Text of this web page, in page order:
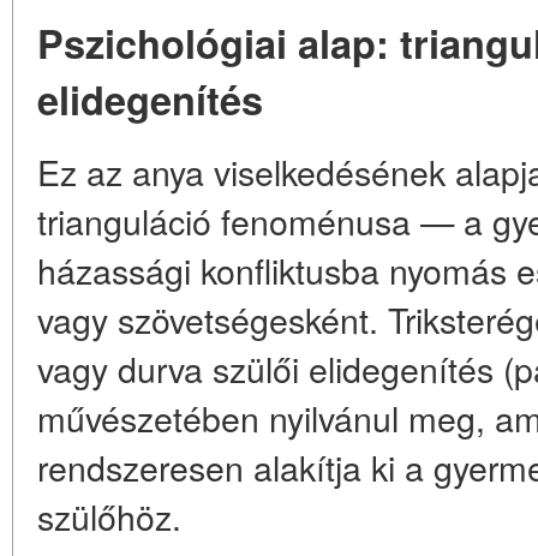
Pszichológiai alap:
elidegenítés
Ez az anya viselkedésének
trianguláció fenoménusa — a
házassági konfliktusba nyomás
vagy szövetségesként.
vagy durva szülői elidegenítés
művészetében nyilvánul meg,
rendszeresen alakítja ki a
szülőhöz.